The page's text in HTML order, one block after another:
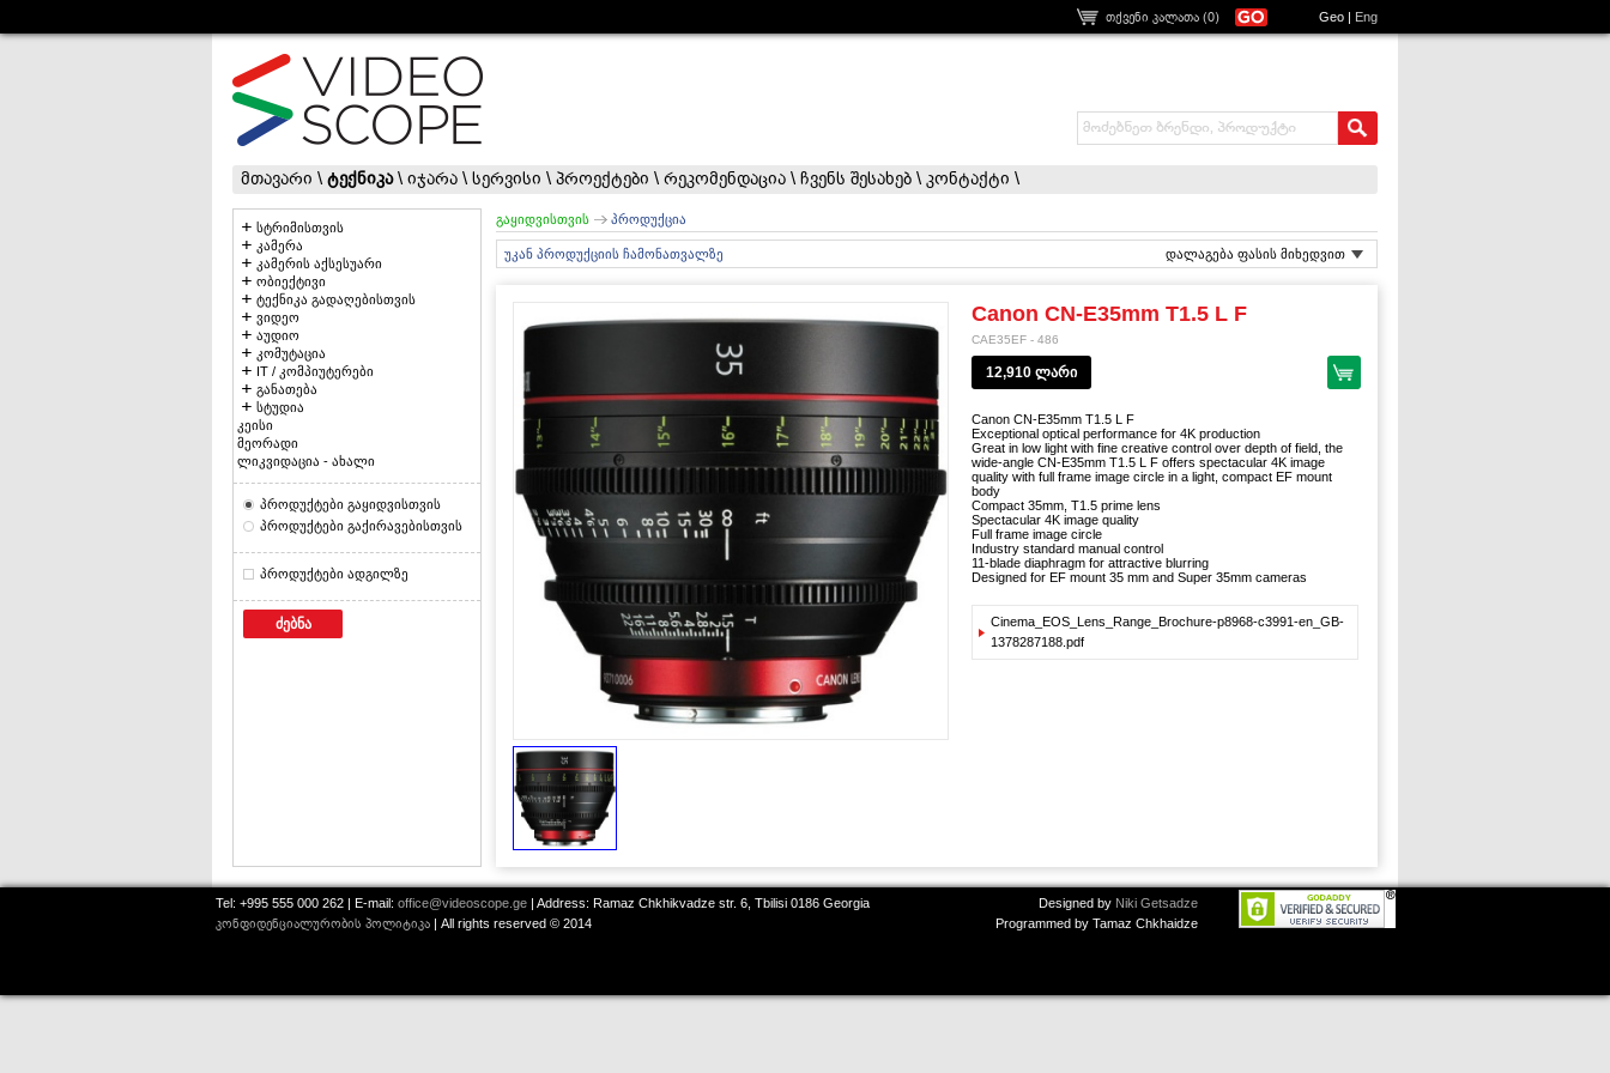
თქვენი კალათა (0) Geo | Eng
მთავარი \ ტექნიკა\ იჯარა \ სერვისი \ პროექტები \ რეკომენდაცია \ ჩვენს შესახებ \ კონტაქტი \
სტრიმისთვის
კამერა
კამერის აქსესუარი
ობიექტივი
ტექნიკა გადაღებისთვის
ვიდეო
აუდიო
კომუტაცია
IT / კომპიუტერები
განათება
სტუდია
კეისი
მეორადი
ლიკვიდაცია - ახალი
პროდუქტები გაყიდვისთვის
პროდუქტები გაქირავებისთვის
პროდუქტები ადგილზე
ძებნა
გაყიდვისთვის პროდუქცია
უკან პროდუქციის ჩამონათვალზე დალაგება ფასის მიხედვით
Canon CN-E35mm T1.5 L F
CAE35EF - 486
12,910 ლარი
Canon CN-E35mm T1.5 L F
Exceptional optical performance for 4K production
Great in low light with fine creative control over depth of field, the
wide-angle CN-E35mm T1.5 L F offers spectacular 4K image
quality with full frame image circle in a light, compact EF mount
body
Compact 35mm, T1.5 prime lens
Spectacular 4K image quality
Full frame image circle
Industry standard manual control
11-blade diaphragm for attractive blurring
Designed for EF mount 35 mm and Super 35mm cameras
Cinema_EOS_Lens_Range_Brochure-p8968-c3991-en_GB-
1378287188.pdf
Designed by Niki Getsadze
Tel: +995 555 000 262 | E-mail: office@videoscope.ge| Address: Ramaz Chkhikvadze str. 6, Tbilisi 0186 Georgia
კონფიდენციალურობის პოლიტიკა | All rights reserved © 2014 Programmed by Tamaz Chkhaidze